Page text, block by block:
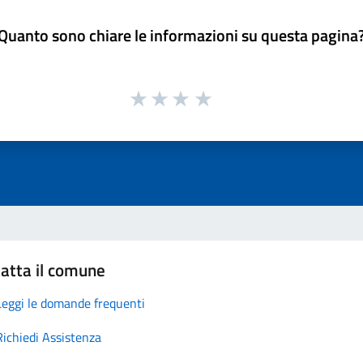
sono chiare le informazioni su questa
il comune
le domande frequenti
Assistenza